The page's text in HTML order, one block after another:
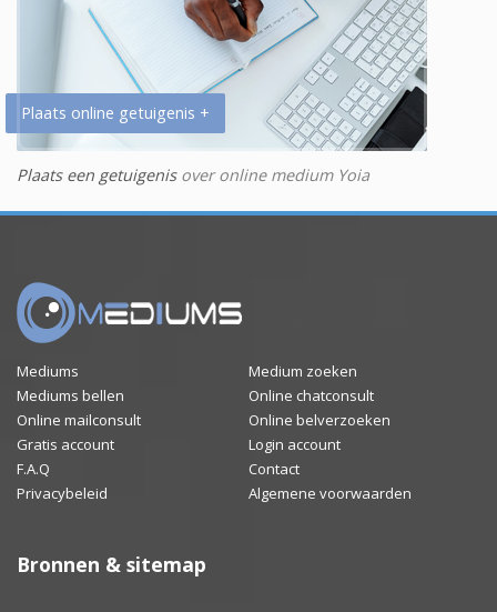
Plaats online getuigenis +
Plaats een getuigenisover online medium Yoia
Mediums
Medium zoeken
Mediums bellen
Online chatconsult
Online mailconsult
Online belverzoeken
Gratis account
Login account
F.A.Q
Contact
Privacybeleid
Algemene voorwaarden
Bronnen & sitemap